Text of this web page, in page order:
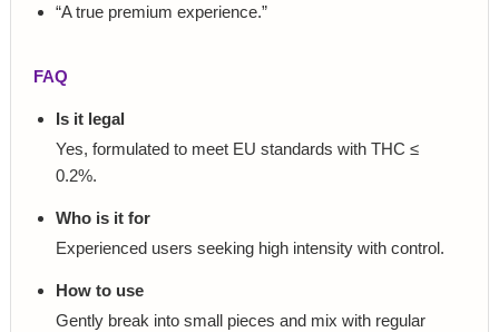
“A true premium experience.”
FAQ
Is it legal
Yes, formulated to meet EU standards with THC ≤
0.2%.
Who is it for
Experienced users seeking high intensity with control.
How to use
Gently break into small pieces and mix with regular